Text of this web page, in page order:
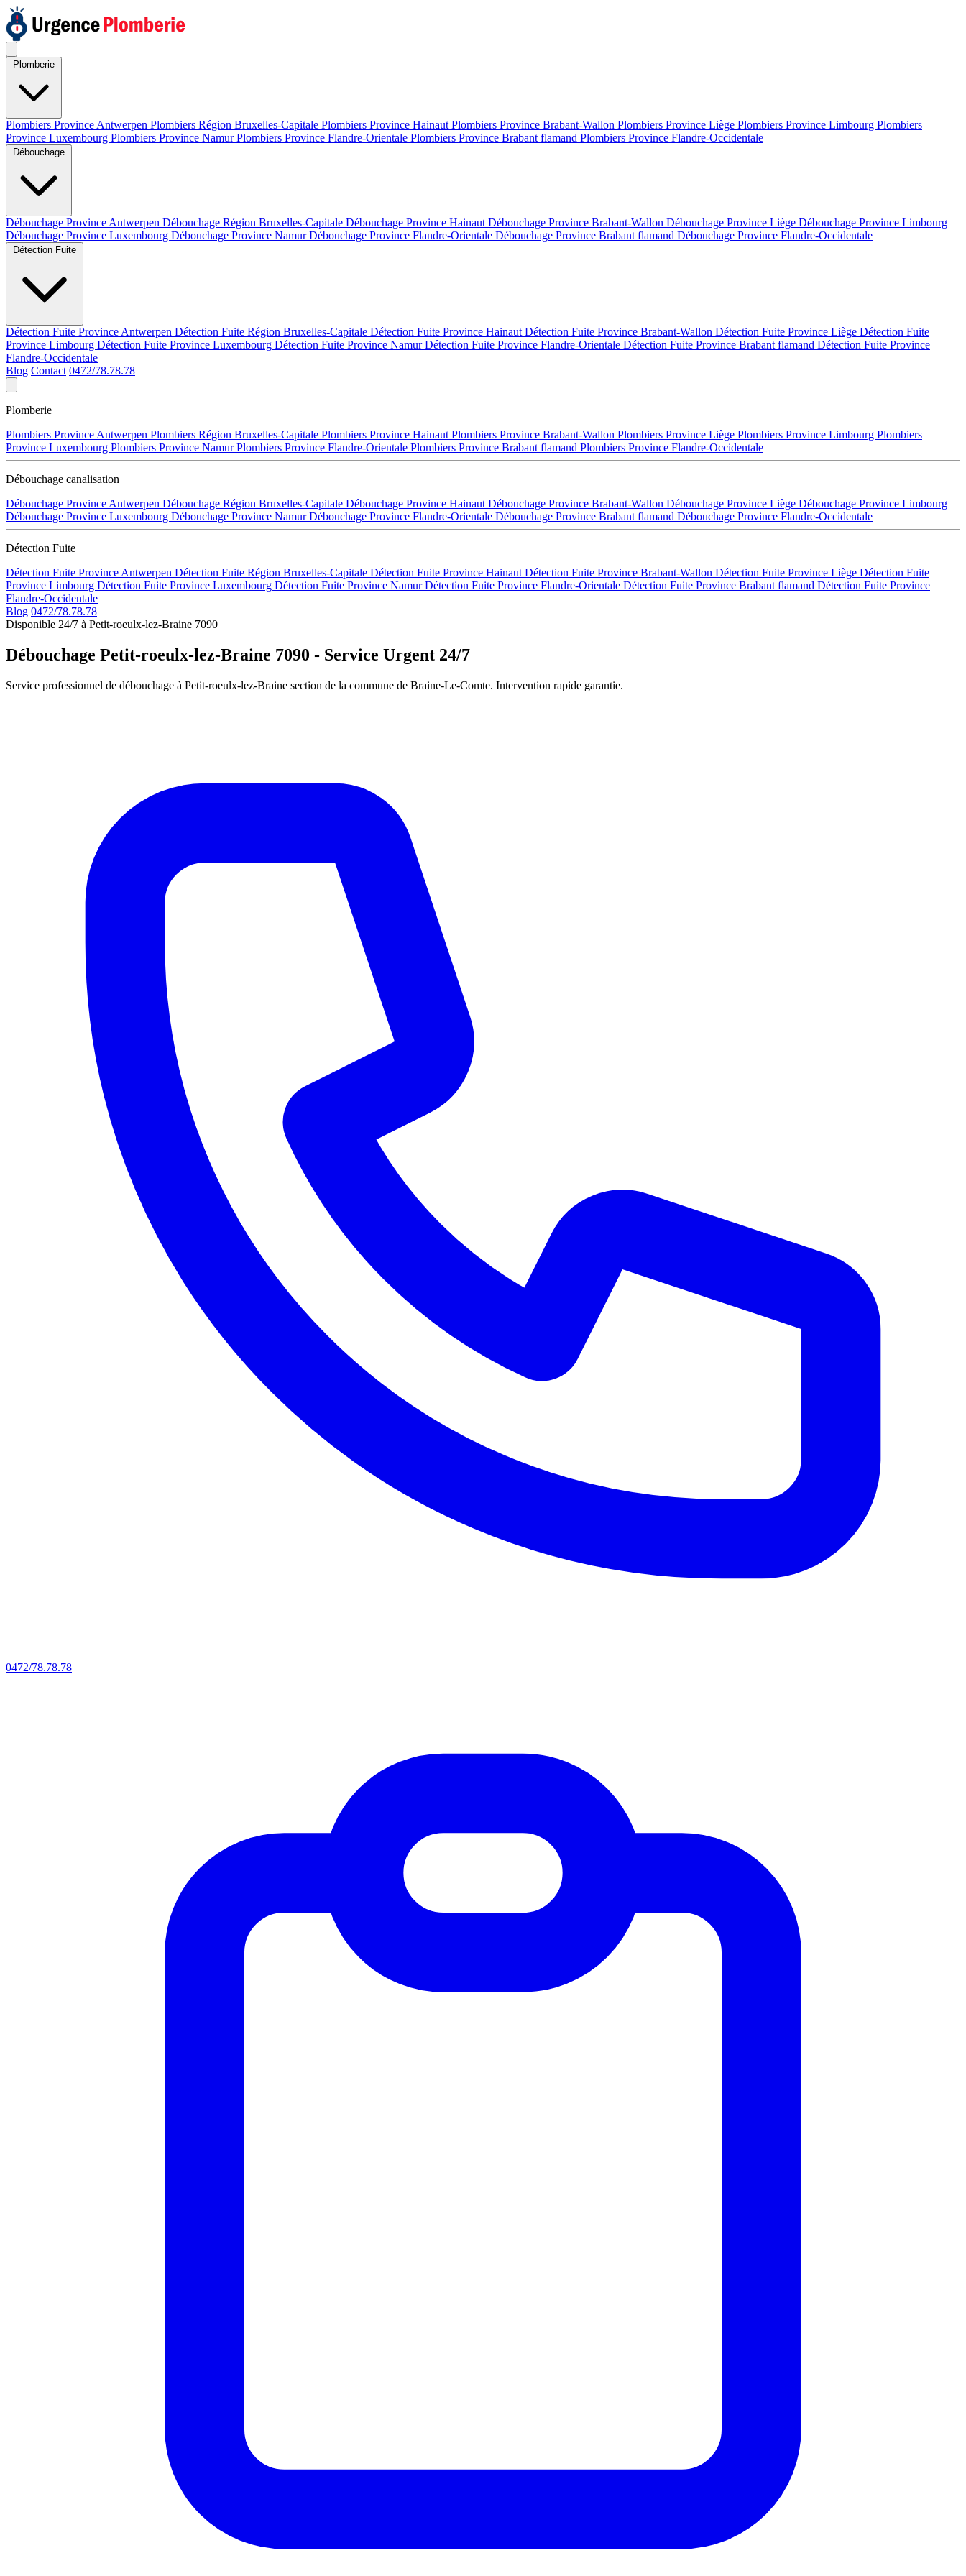
Plombiers Province Antwerpen Plombiers Région Bruxelles-Capitale Plombiers Province Hainaut Plombiers Province Brabant-Wallon Plombiers Province Liège Plombiers Province Limbourg Plombiers
Province Luxembourg Plombiers Province NamurPlombiers Province Flandre-Orientale Plombiers Province Brabant flamand Plombiers Province Flandre-Occidentale
Débouchage Province Antwerpen Débouchage Région Bruxelles-Capitale Débouchage Province Hainaut Débouchage Province Brabant-Wallon Débouchage Province Liège Débouchage Province Limbourg
Débouchage Province Luxembourg Débouchage Province NamurDébouchage Province Flandre-Orientale Débouchage Province Brabant flamand Débouchage Province Flandre-Occidentale
Détection Fuite Province Antwerpen Détection Fuite Région Bruxelles-Capitale Détection Fuite Province Hainaut Détection Fuite Province Brabant-Wallon Détection Fuite Province Liège Détection Fuite
Province Limbourg Détection Fuite Province Luxembourg Détection Fuite Province NamurDétection Fuite Province Flandre-Orientale Détection Fuite Province Brabant flamand Détection Fuite Province
Flandre-Occidentale
Blog Contact 0472/78.78.78
Plomberie
Plombiers Province Antwerpen Plombiers Région Bruxelles-Capitale Plombiers Province Hainaut Plombiers Province Brabant-Wallon Plombiers Province Liège Plombiers Province Limbourg Plombiers
Province Luxembourg Plombiers Province NamurPlombiers Province Flandre-Orientale Plombiers Province Brabant flamand Plombiers Province Flandre-Occidentale
Débouchage canalisation
Débouchage Province Antwerpen Débouchage Région Bruxelles-Capitale Débouchage Province Hainaut Débouchage Province Brabant-Wallon Débouchage Province Liège Débouchage Province Limbourg
Débouchage Province Luxembourg Débouchage Province NamurDébouchage Province Flandre-Orientale Débouchage Province Brabant flamand Débouchage Province Flandre-Occidentale
Détection Fuite
Détection Fuite Province Antwerpen Détection Fuite Région Bruxelles-Capitale Détection Fuite Province Hainaut Détection Fuite Province Brabant-Wallon Détection Fuite Province Liège Détection Fuite
Province Limbourg Détection Fuite Province Luxembourg Détection Fuite Province NamurDétection Fuite Province Flandre-Orientale Détection Fuite Province Brabant flamand Détection Fuite Province
Flandre-Occidentale
Blog 0472/78.78.78
Disponible 24/7 à Petit-roeulx-lez-Braine 7090
Débouchage Petit-roeulx-lez-Braine 7090 - Service Urgent 24/7
Service professionnel de débouchage à Petit-roeulx-lez-Braine section de la commune de Braine-Le-Comte. Intervention rapide garantie.
0472/78.78.78